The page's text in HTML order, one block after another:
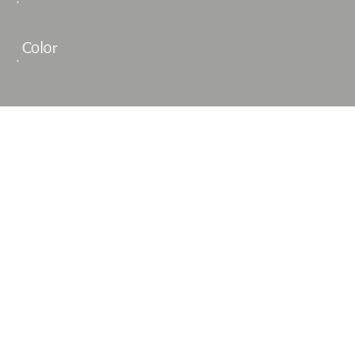
Color